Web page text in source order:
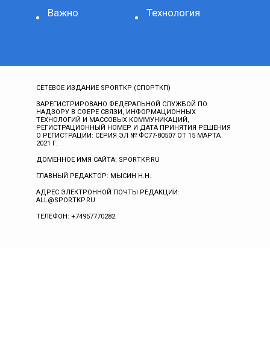
Важно Технология
СЕТЕВОЕ ИЗДАНИЕ SPORTKP (СПОРТКП)
ЗАРЕГИСТРИРОВАНО ФЕДЕРАЛЬНОЙ СЛУЖБОЙ ПО
НАДЗОРУ В СФЕРЕ СВЯЗИ, ИНФОРМАЦИОННЫХ
ТЕХНОЛОГИЙ И МАССОВЫХ КОММУНИКАЦИЙ,
РЕГИСТРАЦИОННЫЙ НОМЕР И ДАТА ПРИНЯТИЯ РЕШЕНИЯ
О РЕГИСТРАЦИИ: СЕРИЯ ЭЛ № ФС77-80507 ОТ 15 МАРТА
2021 Г.
ДОМЕННОЕ ИМЯ САЙТА: SPORTKP.RU
ГЛАВНЫЙ РЕДАКТОР: МЫСИН Н.Н.
АДРЕС ЭЛЕКТРОННОЙ ПОЧТЫ РЕДАКЦИИ:
ALL@SPORTKP.RU
ТЕЛЕФОН: +74957770282